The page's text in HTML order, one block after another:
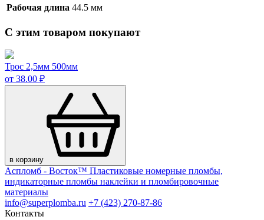
Рабочая длина 44.5 мм
С этим товаром покупают
Трос 2,5мм 500мм
от 38.00 ₽
в корзину
Аспломб - Восток™ Пластиковые номерные пломбы,
индикаторные пломбы наклейки и пломбировочные
материалы
info@superplomba.ru +7 (423) 270-87-86
Контакты